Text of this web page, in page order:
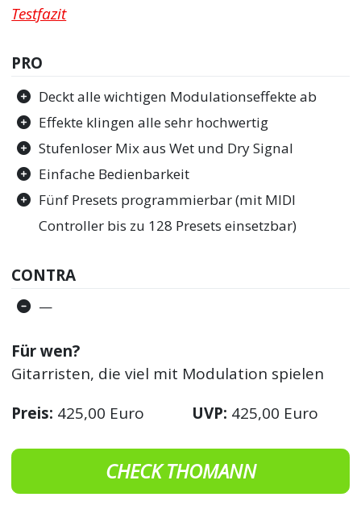
Testfazit
PRO
Deckt alle wichtigen Modulationseffekte ab
Effekte klingen alle sehr hochwertig
Stufenloser Mix aus Wet und Dry Signal
Einfache Bedienbarkeit
Fünf Presets programmierbar (mit MIDI
Controller bis zu 128 Presets einsetzbar)
CONTRA
—
Für wen?
Gitarristen, die viel mit Modulation spielen
Preis: 425,00 Euro UVP: 425,00 Euro
CHECK THOMANN